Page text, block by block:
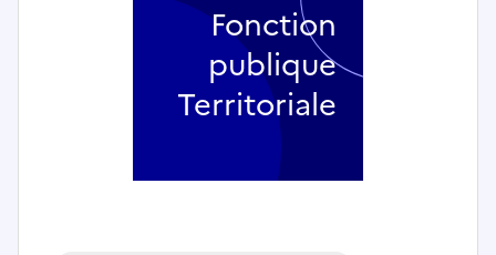
Fonction
publique
Territoriale